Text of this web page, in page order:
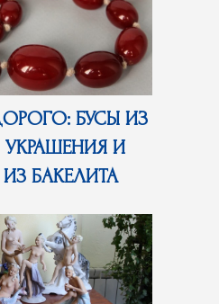
БУСЫ ИЗ
УКРАШЕНИЯ И
БАКЕЛИТА